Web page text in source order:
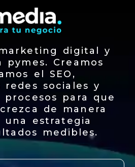
digital y
Creamos
el SEO,
redes sociales y
procesos para que
de manera
estrategia
medibles.